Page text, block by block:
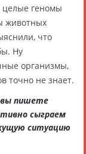
целые геномы
животных
что
Ну
организмы,
точно не знает.
вы пишете
сыграем
ситуацию